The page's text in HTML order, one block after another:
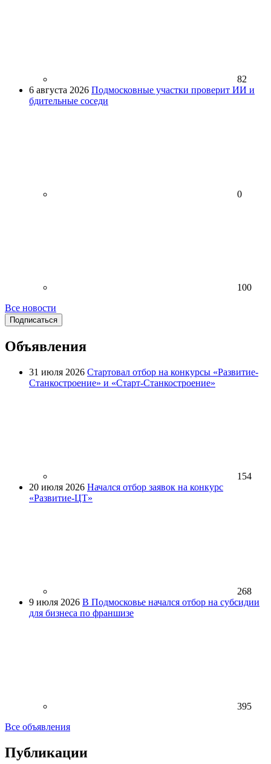
82
6 августа 2026 Подмосковные участки проверит ИИ и
бдительные соседи
0
100
Все новости
Подписаться
Объявления
31 июля 2026 Стартовал отбор на конкурсы «Развитие-
Станкостроение» и «Старт-Станкостроение»
154
20 июля 2026 Начался отбор заявок на конкурс
«Развитие-ЦТ»
268
9 июля 2026 В Подмосковье начался отбор на субсидии
для бизнеса по франшизе
395
Все объявления
Публикации